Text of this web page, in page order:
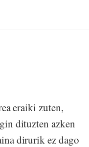
eraiki zuten,
dituzten azken
dirurik ez dago